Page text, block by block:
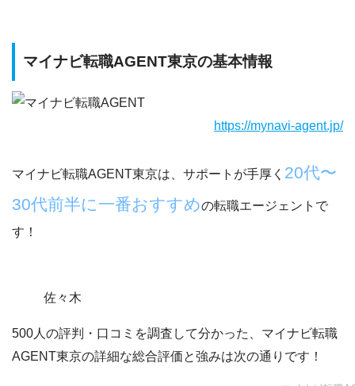
マイナビ転職AGENT東京の基本情報
https://mynavi-agent.jp/
マイナビ転職AGENT東京は、サポートが手厚く 20代〜
30代前半に一番おすすめの転職エージェントで
す！
佐々木
500人の評判・口コミを調査して分かった、マイナビ転職
AGENT東京の詳細な総合評価と強みは次の通りです！